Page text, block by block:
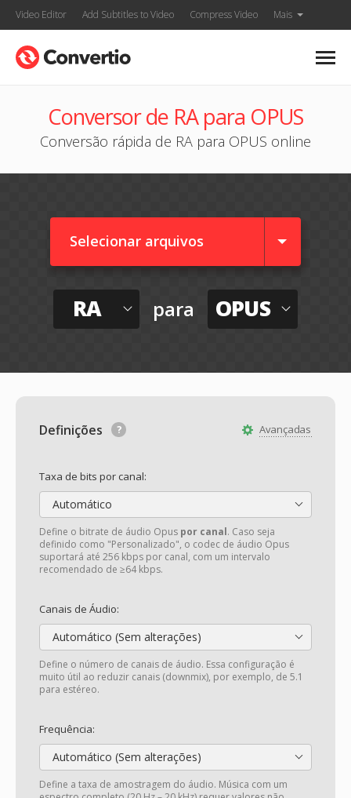
Video Editor Add Subtitles to Video Compress Video Mais
Conversor de RA para OPUS
Conversão rápida de RA para OPUS online
Selecionar arquivos
RA para OPUS
Avançadas
Definições
Taxa de bits por canal:
Automático
Define o bitrate de áudio Opus por canal. Caso seja
definido como "Personalizado", o codec de áudio Opus
suportará até 256 kbps por canal, com um intervalo
recomendado de ≥64 kbps.
Canais de Áudio:
Automático (Sem alterações)
Define o número de canais de áudio. Essa configuração é
muito útil ao reduzir canais (downmix), por exemplo, de 5.1
para estéreo.
Frequência:
Automático (Sem alterações)
Define a taxa de amostragem do áudio. Música com um